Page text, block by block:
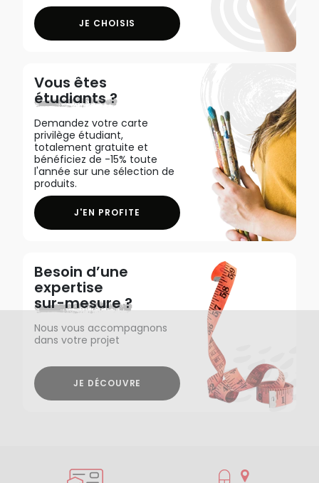
JE CHOISIS
Vous êtes
étudiants ?
Demandez votre carte
privilège étudiant,
totalement gratuite et
bénéficiez de -15% toute
l'année sur une sélection de
produits.
J'EN PROFITE
Besoin d’une
expertise
sur-mesure ?
Nous vous accompagnons
dans votre projet
JE DÉCOUVRE